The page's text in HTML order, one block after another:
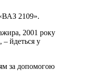
2109».
2001 року
– йдеться у
за допомогою